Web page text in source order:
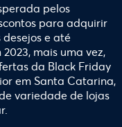
pelos
para adquirir
e até
mais uma vez,
da Black Friday
em Santa Catarina,
variedade de lojas